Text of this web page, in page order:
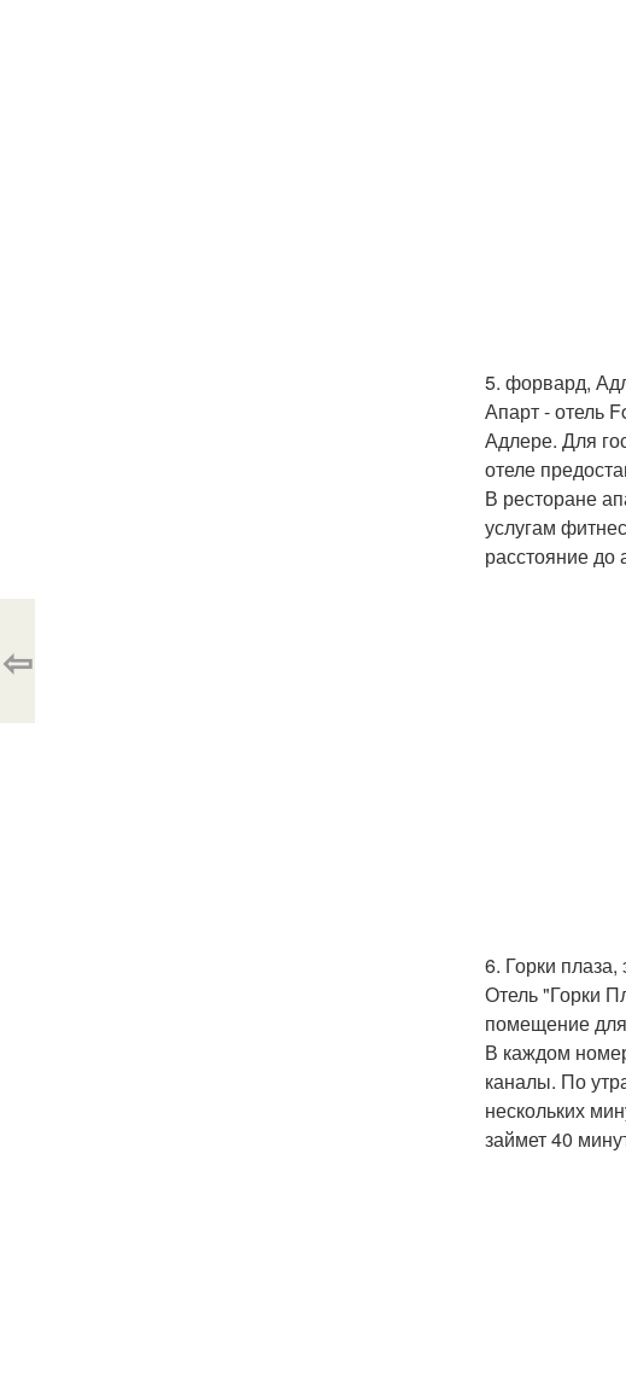
5. форвард,
Апарт - отель
Адлере. Для
отеле
В ресторане
услугам
расстояние до
6. Горки плаза,
Отель "Горки
помещение
В каждом
каналы. По
нескольких
займет 40
⇦